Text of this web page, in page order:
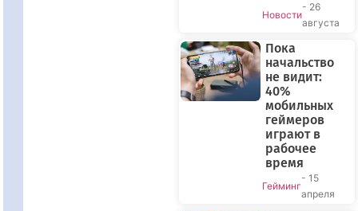
Новости
- 26
августа
Пока
начальство
не видит:
40%
мобильных
геймеров
играют в
рабочее
время
Гейминг
- 15
апреля